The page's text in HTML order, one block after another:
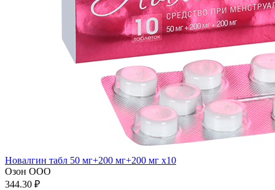
Новалгин табл 50 мг+200 мг+200 мг x10
Озон ООО
344.30 ₽